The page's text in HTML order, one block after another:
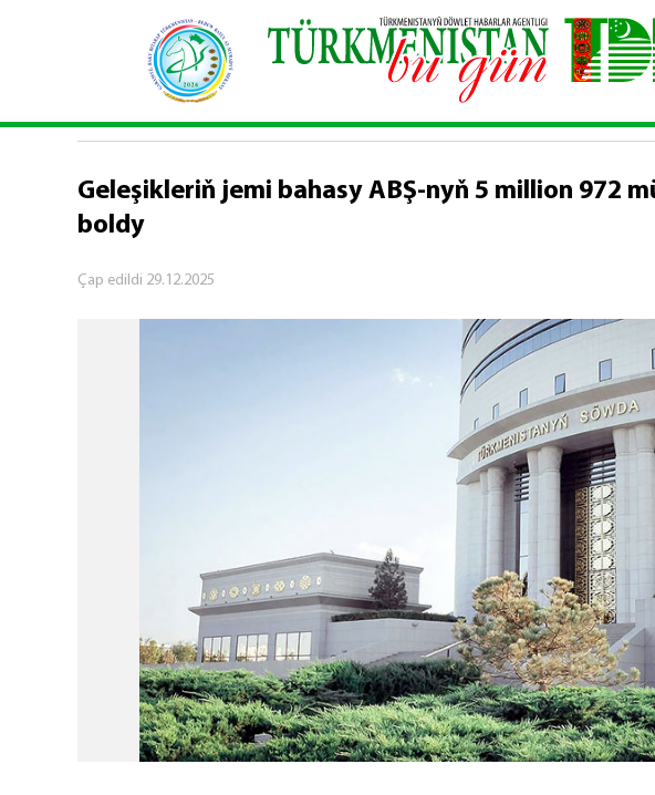
Baş sahypa \ Ykdysadyýet \ Geleşikleriň jemi bahasy ABŞ-nyň 5
YKDYSADYÝET
Geleşikleriň jemi bahasy ABŞ-nyň 5 million 972
boldy
Çap edildi 29.12.2025